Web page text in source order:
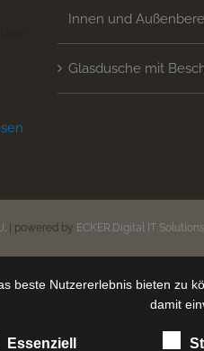
Innen und
Glasdusche mit
| powered by ECKER.Digital IT Solutions
beste Nutzererlebnis bieten zu
damit
Essenziell